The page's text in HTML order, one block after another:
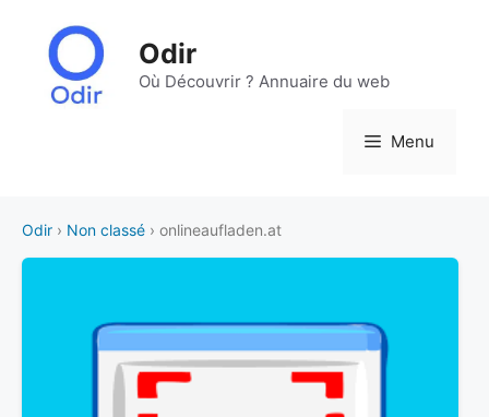
contenu
Odir
Où Découvrir ? Annuaire du web
Menu
Odir › Non classé › onlineaufladen.at